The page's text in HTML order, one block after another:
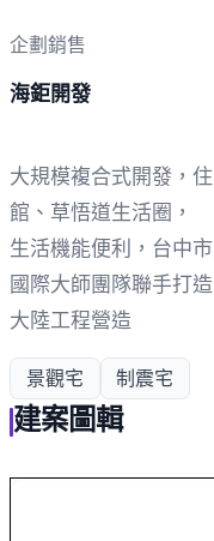
企劃銷售
海鉅開發
大規模複合式開發，
館、草悟道生活圈，
生活機能便利，台中
國際大師團隊聯手打造
大陸工程營造
景觀宅 制震宅
建案圖輯